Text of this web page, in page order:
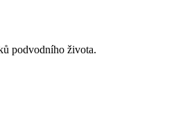
podvodního života.